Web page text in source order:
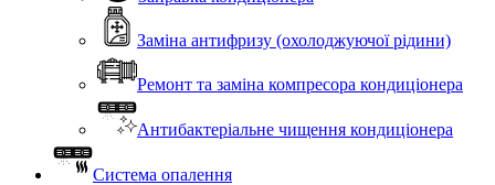
Заміна антифризу (охолоджуючої рідини)
Ремонт та заміна компресора кондиціонера
Антибактеріальне чищення кондиціонера
Система опалення